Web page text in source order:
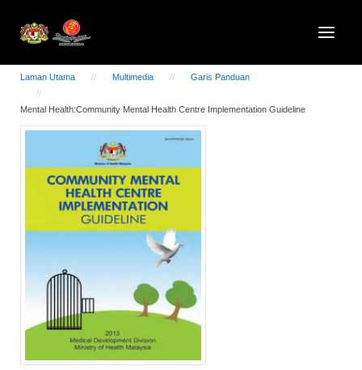
Laman Utama Multimedia Garis Panduan
Mental Health:Community Mental Health Centre Implementation Guideline